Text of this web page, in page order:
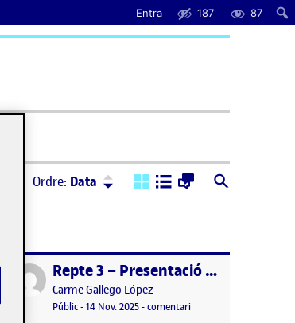
Entra 187 87
Ordre: Data Ordre: Descendent
de la Intervenció: Infografia
Publicat per Repte 3 – Presentació del problema
Publicat per
Carme Gallego López
Visibilitat:
Públic-Data de publicació
14 Nov. 2025-comentariel Repte 3 –